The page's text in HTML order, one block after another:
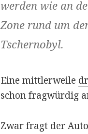
werden wie an
Zone rund um
Tschernobyl.
Eine mittlerweile
schon fragwürdig
Zwar fragt der